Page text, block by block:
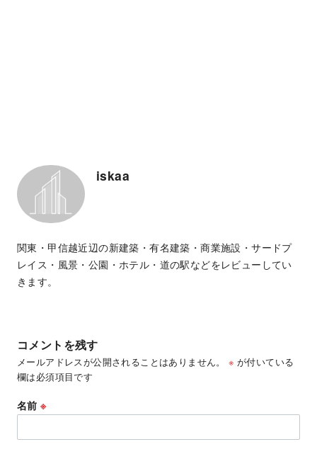
iskaa
関東・甲信越近辺の新建築・有名建築・商業施設・サードプ
レイス・風景・公園・ホテル・道の駅などをレビューしてい
きます。
コメントを残す
メールアドレスが公開されることはありません。 ※ が付いている
欄は必須項目です
名前※